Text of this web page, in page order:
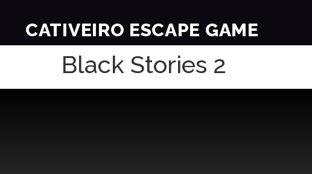
CATIVEIRO ESCAPE GAME
Black Stories 2